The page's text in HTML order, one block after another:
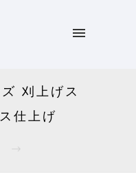
刈上げス
仕上げ